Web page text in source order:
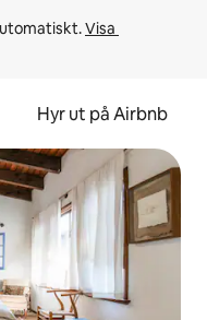
Visa
Hyr ut på Airbnb